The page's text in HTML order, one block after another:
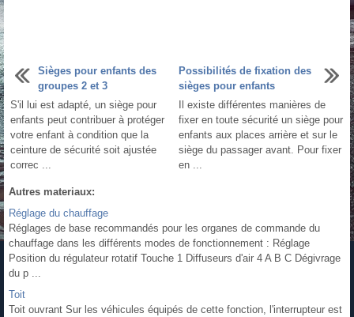
Sièges pour enfants des
groupes 2 et 3
S'il lui est adapté, un siège pour
enfants peut contribuer à protéger
votre enfant à condition que la
ceinture de sécurité soit ajustée
correc ...
Possibilités de fixation des
sièges pour enfants
Il existe différentes manières de
fixer en toute sécurité un siège pour
enfants aux places arrière et sur le
siège du passager avant. Pour fixer
en ...
Autres materiaux:
Réglage du chauffage
Réglages de base recommandés pour les organes de commande du
chauffage dans les différents modes de fonctionnement : Réglage
Position du régulateur rotatif Touche 1 Diffuseurs d'air 4 A B C Dégivrage
du p ...
Toit
Toit ouvrant Sur les véhicules équipés de cette fonction, l'interrupteur est